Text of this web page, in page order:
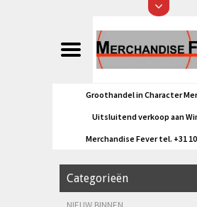
Groothandel in Character
Uitsluitend verkoop aan
Merchandise Fever tel. +31 10
Categorieën